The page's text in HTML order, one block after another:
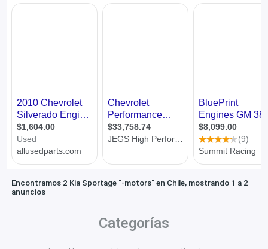
Encontramos 2 Kia Sportage "-motors" en Chile, mostrando 1 a 2
anuncios
Categorías